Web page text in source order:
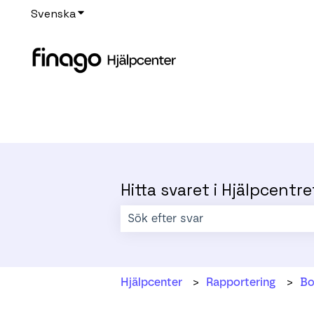
SvenskaVisa undermenyer för översättningar
Hitta svaret i
Hjälpcenter Rapportering